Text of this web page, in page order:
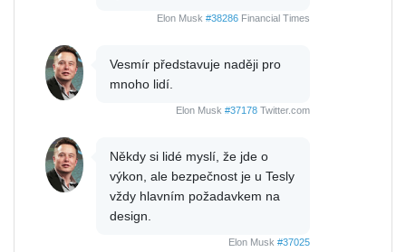
Elon Musk #38286 Financial Times
Vesmír představuje naději pro
mnoho lidí.
Elon Musk #37178 Twitter.com
Někdy si lidé myslí, že jde o
výkon, ale bezpečnost je u Tesly
vždy hlavním požadavkem na
design.
Elon Musk #37025